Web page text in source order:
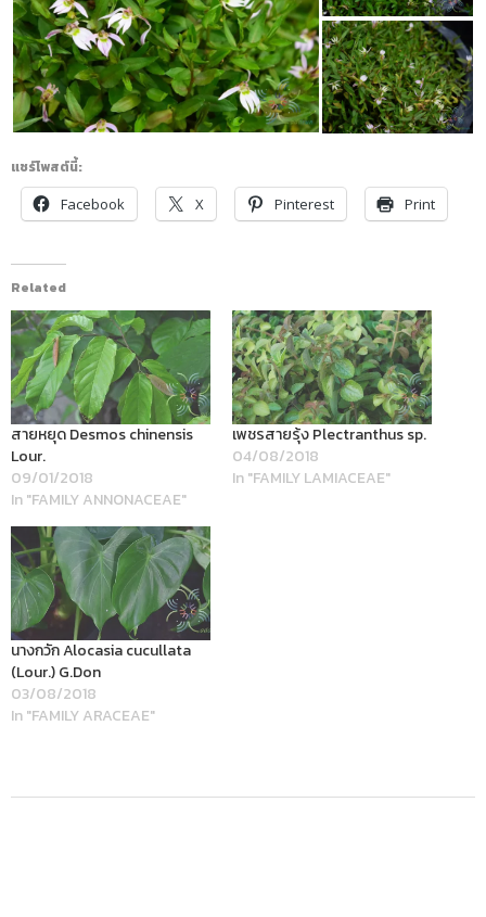
แชร์โพสต์นี้:
Facebook
X Pinterest Print
Related
สายหยุด Desmos chinensis
Lour.
09/01/2018
In "FAMILY ANNONACEAE"
เพชรสายรุ้ง Plectranthus sp.
04/08/2018
In "FAMILY LAMIACEAE"
นางกวัก Alocasia cucullata
(Lour.) G.Don
03/08/2018
In "FAMILY ARACEAE"